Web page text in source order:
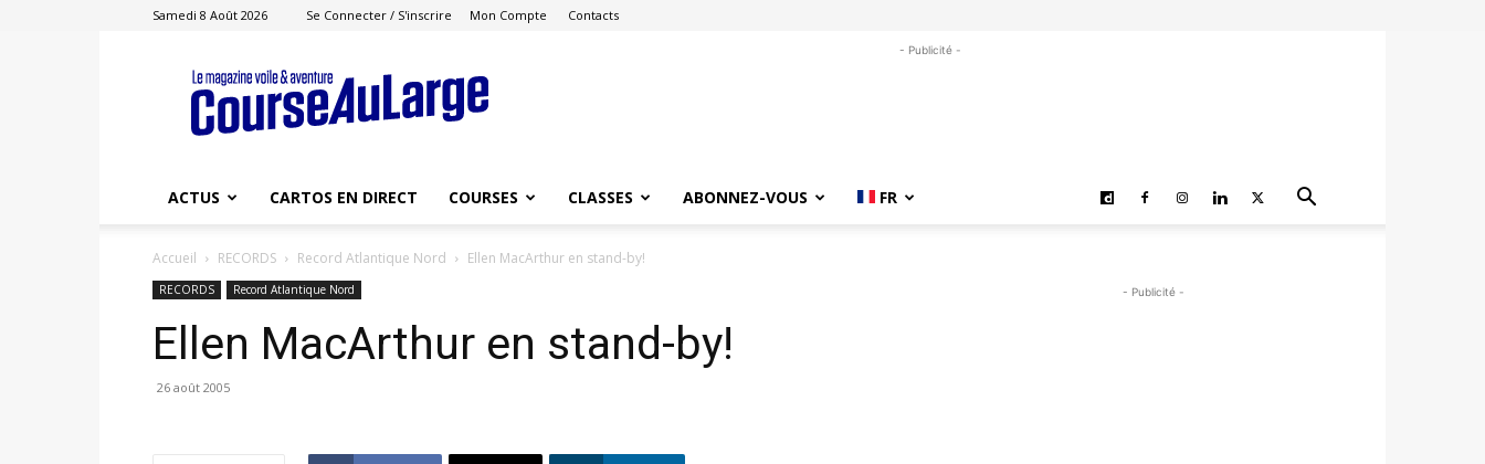
Samedi 8 Août 2026 Se Connecter / S'inscrire Mon Compte Contacts
Course
au
Large
- Publicité -
ACTUS CARTOS EN DIRECT COURSES CLASSES ABONNEZ-VOUS FR
Accueil RECORDS Record Atlantique Nord Ellen MacArthur en stand-by!
RECORDS Record Atlantique Nord
Ellen MacArthur en stand-by!
26 août 2005
- Publicité -